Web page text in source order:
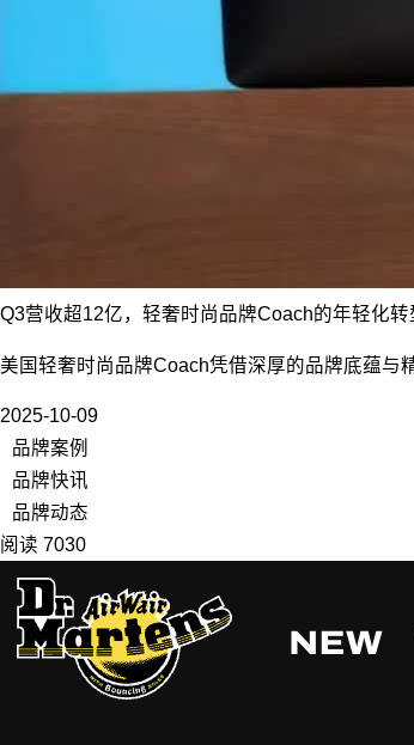
Q3营收超12亿，轻奢时尚品牌Coach的年轻化转
美国轻奢时尚品牌Coach凭借深厚的品牌底蕴与
2025-10-09
品牌案例
品牌快讯
品牌动态
阅读 7030